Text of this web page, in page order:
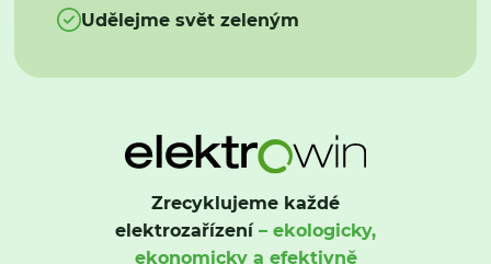
Udělejme svět zeleným
Zrecyklujeme každé
elektrozařízení– ekologicky,
ekonomicky a efektivně